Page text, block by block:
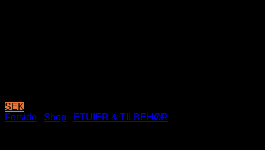
SEK
Forside
Shop ETUIER & TILBEHØR